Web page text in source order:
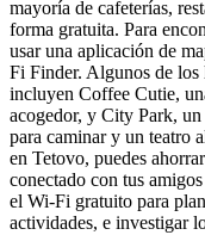
mayoría de cafeterías,
forma gratuita. Para
usar una aplicación de
Fi Finder. Algunos de los
incluyen Coffee Cutie,
acogedor, y City Park, un
para caminar y un
en Tetovo, puedes
conectado con tus
el Wi-Fi gratuito para
actividades, e investigar